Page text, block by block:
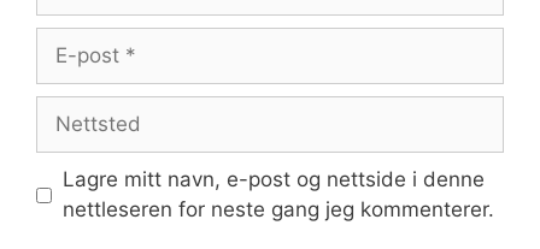
Nettsted
Lagre mitt navn, e-post og nettside i denne
nettleseren for neste gang jeg kommenterer.